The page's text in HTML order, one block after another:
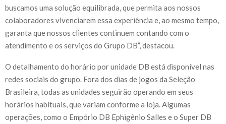
buscamos uma solução equilibrada, que permita aos nossos
colaboradores vivenciarem essa experiência e, ao mesmo tempo,
garanta que nossos clientes continuem contando com o
atendimento e os serviços do Grupo DB”, destacou.
O detalhamento do horário por unidade DB está disponível nas
redes sociais do grupo. Fora dos dias de jogos da Seleção
Brasileira, todas as unidades seguirão operando em seus
horários habituais, que variam conforme a loja. Algumas
operações, como o Empório DB Ephigênio Salles e o Super DB